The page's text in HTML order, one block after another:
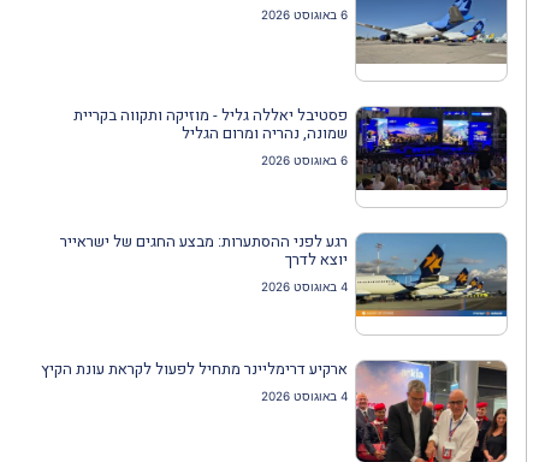
6 באוגוסט 2026
פסטיבל יאללה גליל - מוזיקה ותקווה בקריית
שמונה, נהריה ומרום הגליל
6 באוגוסט 2026
רגע לפני ההסתערות: מבצע החגים של ישראייר
יוצא לדרך
4 באוגוסט 2026
ארקיע דרימליינר מתחיל לפעול לקראת עונת הקיץ
4 באוגוסט 2026